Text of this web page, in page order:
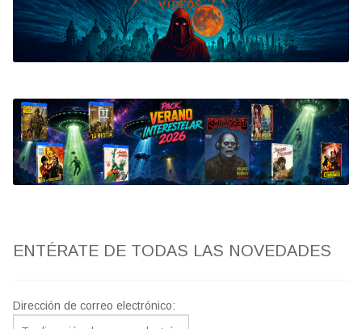
Bluray
Clasificada S
artwork
fantaterror
Jesús Franco
ENTÉRATE DE TODAS LAS NOVEDADES
Dirección de correo electrónico: